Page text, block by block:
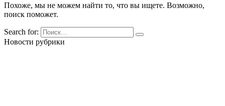
Похоже, мы не можем найти то, что вы ищете. Возможно,
поиск поможет.
Search for:
Новости рубрики